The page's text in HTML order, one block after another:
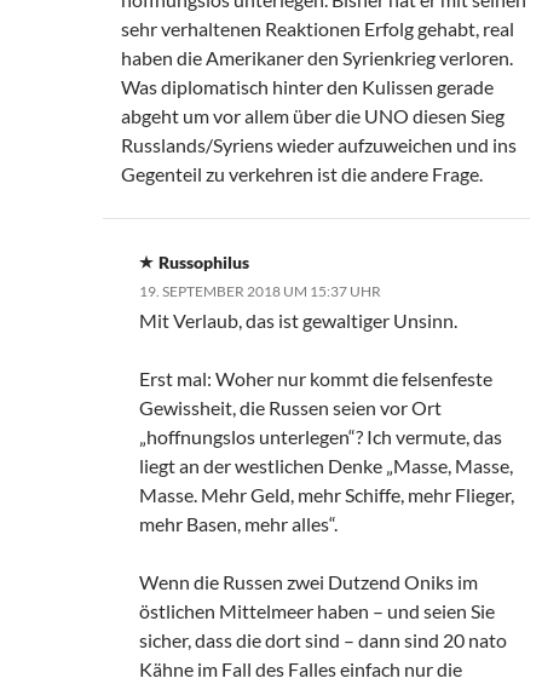
sehr verhaltenen Reaktionen Erfolg gehabt, real
haben die Amerikaner den Syrienkrieg verloren.
Was diplomatisch hinter den Kulissen gerade
abgeht um vor allem über die UNO diesen Sieg
Russlands/Syriens wieder aufzuweichen und ins
Gegenteil zu verkehren ist die andere Frage.
Russophilus
19. SEPTEMBER 2018 UM 15:37 UHR
Mit Verlaub, das ist gewaltiger Unsinn.
Erst mal: Woher nur kommt die felsenfeste
Gewissheit, die Russen seien vor Ort
„hoffnungslos unterlegen“? Ich vermute, das
liegt an der westlichen Denke „Masse, Masse,
Masse. Mehr Geld, mehr Schiffe, mehr Flieger,
mehr Basen, mehr alles“.
Wenn die Russen zwei Dutzend Oniks im
östlichen Mittelmeer haben – und seien Sie
sicher, dass die dort sind – dann sind 20 nato
Kähne im Fall des Falles einfach nur die